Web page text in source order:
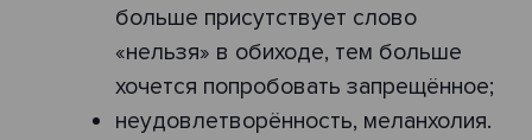
больше присутствует слово
«нельзя» в обиходе, тем больше
хочется попробовать запрещённое;
неудовлетворённость, меланхолия.